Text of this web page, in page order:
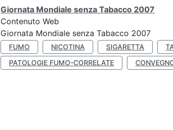
Giornata Mondiale senza Tabacco 2007
Contenuto Web
Giornata Mondiale senza Tabacco 2007
FUMO NICOTINA SIGARETTA
PATOLOGIE FUMO-CORRELATE